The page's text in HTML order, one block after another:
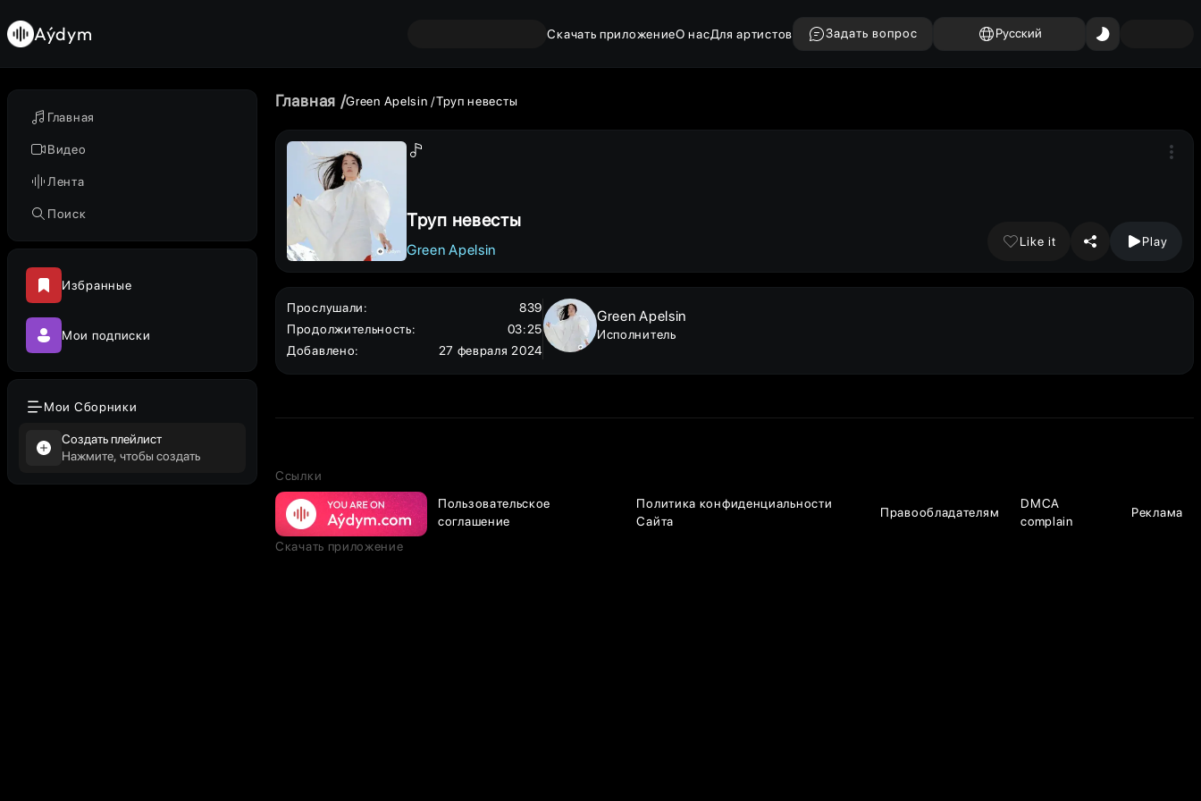
Главная
Видео
Лента
Поиск
Избранные
Мои подписки
Мои Сборники
Создать плейлист
Нажмите, чтобы создать
Aýdym Скачать приложениеО насДля артистов Задать вопрос Русский
Главная Green Apelsin Труп невесты
Труп невесты
Green Apelsin
Like it Play
Прослушали:
839
Продолжительность:
03:25
Добавлено: 27 февраля 2024
Green Apelsin
Исполнитель
Ссылки
Пользовательское
соглашение
Политика конфиденциальности
Сайта
Правообладателям
DMCA
complain
Реклама
Скачать приложение